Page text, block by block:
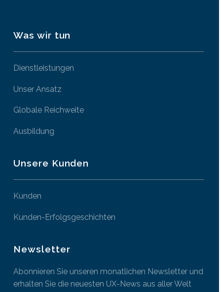
Was wir tun
Dienstleistungen
Unser Ansatz
Globale Reichweite
Ausbildung
Unsere Kunden
Kunden
Kunden-Erfolgsgeschichten
Newsletter
Abonnieren Sie unseren monatlichen Newsletter und
erhalten Sie die neuesten UX-News aus aller Welt